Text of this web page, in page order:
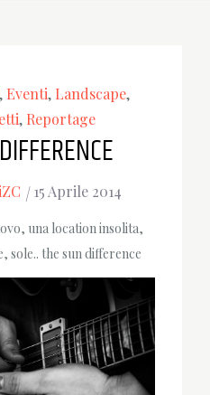
, Eventi, Landscape,
, Reportage
15 Aprile 2014
una location insolita,
sole.. the sun difference